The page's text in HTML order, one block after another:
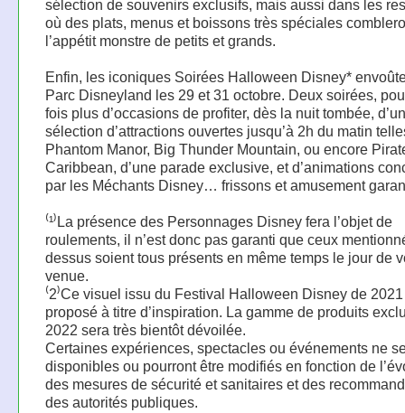
sélection de souvenirs exclusifs, mais aussi dans les
où des plats, menus et boissons très spéciales
l’appétit monstre de petits et grands.
Enfin, les iconiques Soirées Halloween Disney*
Parc Disneyland les 29 et 31 octobre. Deux soirées,
fois plus d’occasions de profiter, dès la nuit tombée,
sélection d’attractions ouvertes jusqu’à 2h du matin
Phantom Manor, Big Thunder Mountain, ou encore
Caribbean, d’une parade exclusive, et d’animations
par les Méchants Disney… frissons et amusement
⁽¹⁾La présence des Personnages Disney fera l’objet de
roulements, il n’est donc pas garanti que ceux
dessus soient tous présents en même temps le jour de
venue.
⁽2⁾Ce visuel issu du Festival Halloween Disney de
proposé à titre d’inspiration. La gamme de produits
2022 sera très bientôt dévoilée.
Certaines expériences, spectacles ou événements ne
disponibles ou pourront être modifiés en fonction de
des mesures de sécurité et sanitaires et des
des autorités publiques.